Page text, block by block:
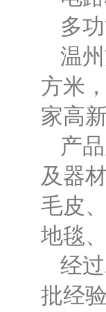
多
温
方米
家高
产
及器
毛皮
地毯
经过
批经